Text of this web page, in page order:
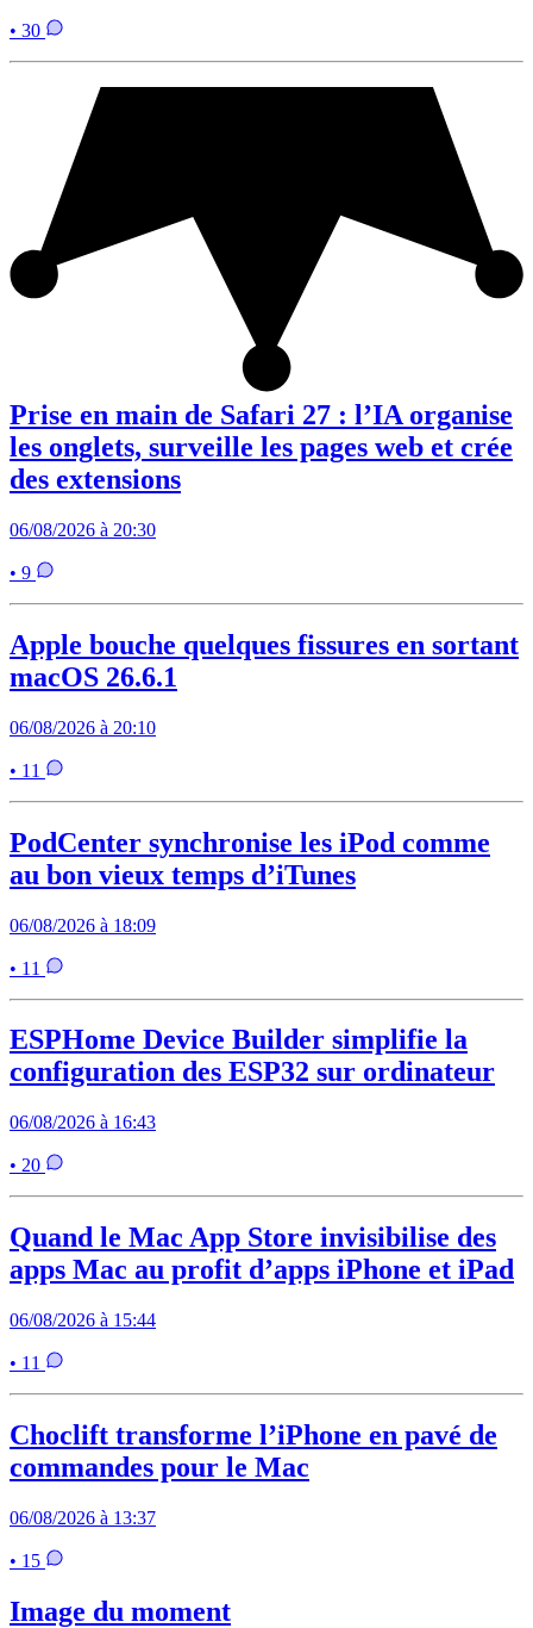
• 30
Prise en main de Safari 27 : l’IA organise
les onglets, surveille les pages web et crée
des extensions
06/08/2026 à 20:30
• 9
Apple bouche quelques fissures en sortant
macOS 26.6.1
06/08/2026 à 20:10
• 11
PodCenter synchronise les iPod comme
au bon vieux temps d’iTunes
06/08/2026 à 18:09
• 11
ESPHome Device Builder simplifie la
configuration des ESP32 sur ordinateur
06/08/2026 à 16:43
• 20
Quand le Mac App Store invisibilise des
apps Mac au profit d’apps iPhone et iPad
06/08/2026 à 15:44
• 11
Choclift transforme l’iPhone en pavé de
commandes pour le Mac
06/08/2026 à 13:37
• 15
Image du moment